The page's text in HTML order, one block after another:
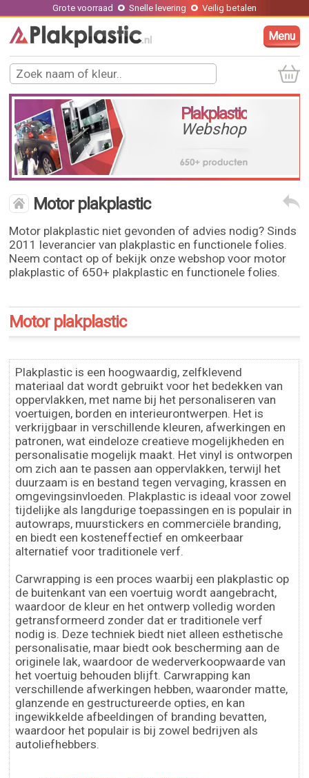
Grote voorraad Snelle levering Veilig betalen
Menu
Plakplastic
Webshop
Motor plakplastic
Motor plakplastic niet gevonden of advies nodig? Sinds
2011 leverancier van plakplastic en functionele folies.
Neem contact op of bekijk onze webshop voor motor
plakplastic of 650+ plakplastic en functionele folies.
Motor plakplastic
Plakplastic is een hoogwaardig, zelfklevend
materiaal dat wordt gebruikt voor het bedekken van
oppervlakken, met name bij het personaliseren van
voertuigen, borden en interieurontwerpen. Het is
verkrijgbaar in verschillende kleuren, afwerkingen en
patronen, wat eindeloze creatieve mogelijkheden en
personalisatie mogelijk maakt. Het vinyl is ontworpen
om zich aan te passen aan oppervlakken, terwijl het
duurzaam is en bestand tegen vervaging, krassen en
omgevingsinvloeden. Plakplastic is ideaal voor zowel
tijdelijke als langdurige toepassingen en is populair in
autowraps, muurstickers en commerciële branding,
en biedt een kosteneffectief en omkeerbaar
alternatief voor traditionele verf.
Carwrapping is een proces waarbij een plakplastic op
de buitenkant van een voertuig wordt aangebracht,
waardoor de kleur en het ontwerp volledig worden
getransformeerd zonder dat er traditionele verf
nodig is. Deze techniek biedt niet alleen esthetische
personalisatie, maar biedt ook bescherming aan de
originele lak, waardoor de wederverkoopwaarde van
het voertuig behouden blijft. Carwrapping kan
verschillende afwerkingen hebben, waaronder matte,
glanzende en gestructureerde opties, en kan
ingewikkelde afbeeldingen of branding bevatten,
waardoor het populair is bij zowel bedrijven als
autoliefhebbers.